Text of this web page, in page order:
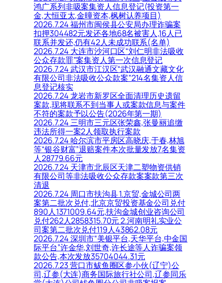
鸿广系列非吸案集资人信息登记(投资第一
金,大恒亚太,金曈资本,枫树认养项目)
2026.7.24 福州市闽侯县公安局办理诈骗案
扣押304482元发还各地68名被害人,16人已
联系并发还,仍有42人未成功联系(名单)
2026.7.24 大连市沙河口区“刘仁明非法吸收
公众存款罪”案集资人第一次信息登记
2026.7.24 武汉市江汉区“武汉融通文藏文化
有限公司非法吸收公众款案”214名集资人信
息登记核实
2026.7.24 龙岩市新罗区全面清理历史遗留
案款,现将联系不到当事人或案款信息与案件
不符的案款予以公告(2026年第一期)
2026.7.24 三明市三元区张荣鑫,张曼丽追缴
违法所得一案2人领取执行案款
2026.7.24 哈尔滨市平房区高晓庆,于春,林旭
等“银谷财富”退赔案件本次批量发放7名集资
人28779.66元
2026.7.24 天津市北辰区天津二塑物资供销
有限公司等非法吸收公众存款案案款第三次
清退
2026.7.24 周口市扶沟县 1.京贸,金城公司两
案第二批次兑付,北京京贸投资基金公司兑付
890人1371009.64元,扶沟金城创业咨询公司
兑付262人2858315.70元 2.河南明礼实业公
司案第二批次兑付119人43862.08元
2026.7.24 深圳市“美银平台,天华平台,中金国
际平台”许金华,刘世奇,许长途等人诈骗案领
款公告,本次发放35704044.31元
2026.7.23 营口市鲅鱼圈区参小伙(辽宁)公
司,辽参(大连)商务国际旅行社公司,辽参同乐